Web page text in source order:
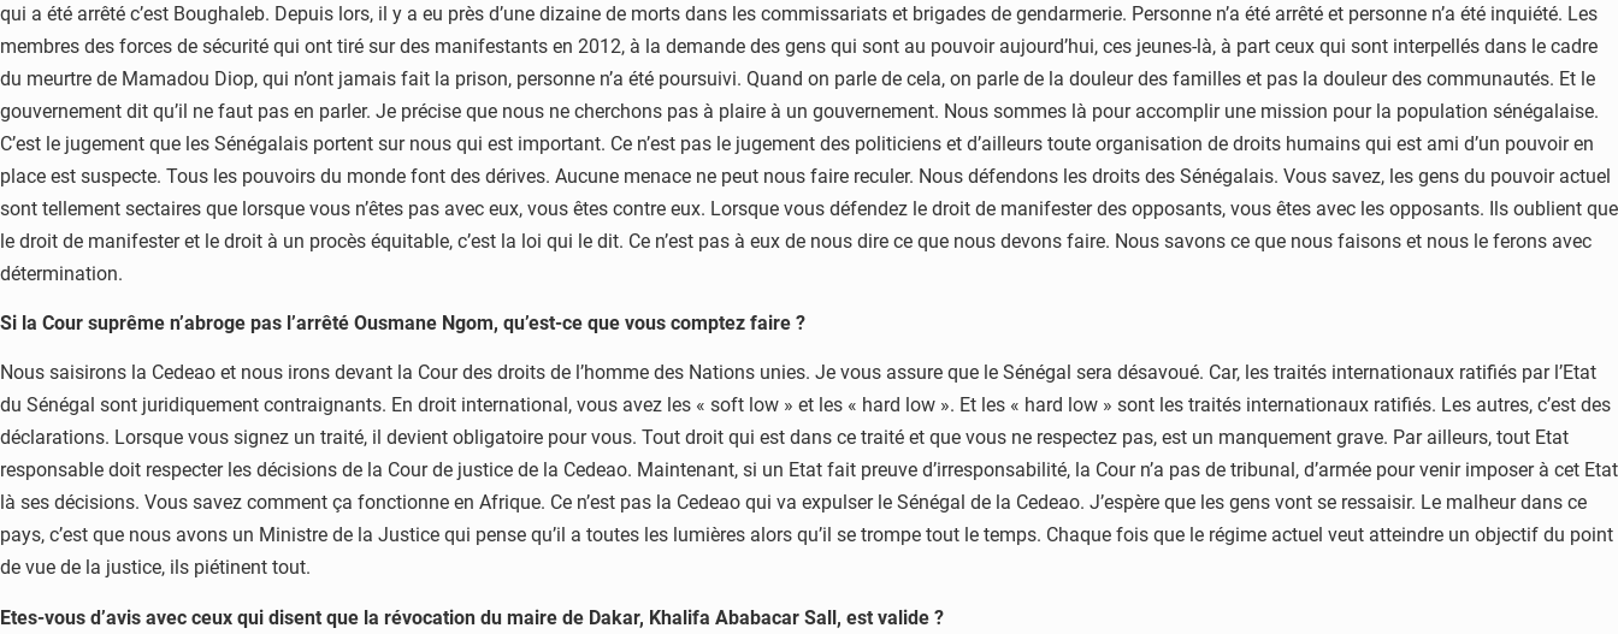
qui a été arrêté c’est Boughaleb. Depuis lors, il y a eu près d’une dizaine de morts dans les commissariats et brigades de gendarmerie. Personne n’a été arrêté et personne n’a été inquiété. Les
membres des forces de sécurité qui ont tiré sur des manifestants en 2012, à la demande des gens qui sont au pouvoir aujourd’hui, ces jeunes-là, à part ceux qui sont interpellés dans le cadre
du meurtre de Mamadou Diop, qui n’ont jamais fait la prison, personne n’a été poursuivi. Quand on parle de cela, on parle de la douleur des familles et pas la douleur des communautés. Et le
gouvernement dit qu’il ne faut pas en parler. Je précise que nous ne cherchons pas à plaire à un gouvernement. Nous sommes là pour accomplir une mission pour la population sénégalaise.
C’est le jugement que les Sénégalais portent sur nous qui est important. Ce n’est pas le jugement des politiciens et d’ailleurs toute organisation de droits humains qui est ami d’un pouvoir en
place est suspecte. Tous les pouvoirs du monde font des dérives. Aucune menace ne peut nous faire reculer. Nous défendons les droits des Sénégalais. Vous savez, les gens du pouvoir actuel
sont tellement sectaires que lorsque vous n’êtes pas avec eux, vous êtes contre eux. Lorsque vous défendez le droit de manifester des opposants, vous êtes avec les opposants. Ils oublient que
le droit de manifester et le droit à un procès équitable, c’est la loi qui le dit. Ce n’est pas à eux de nous dire ce que nous devons faire. Nous savons ce que nous faisons et nous le ferons avec
détermination.
Si la Cour suprême n’abroge pas l’arrêté Ousmane Ngom, qu’est-ce que vous comptez faire ?
Nous saisirons la Cedeao et nous irons devant la Cour des droits de l’homme des Nations unies. Je vous assure que le Sénégal sera désavoué. Car, les traités internationaux ratifiés par l’Etat
du Sénégal sont juridiquement contraignants. En droit international, vous avez les « soft low » et les « hard low ». Et les « hard low » sont les traités internationaux ratifiés. Les autres, c’est des
déclarations. Lorsque vous signez un traité, il devient obligatoire pour vous. Tout droit qui est dans ce traité et que vous ne respectez pas, est un manquement grave. Par ailleurs, tout Etat
responsable doit respecter les décisions de la Cour de justice de la Cedeao. Maintenant, si un Etat fait preuve d’irresponsabilité, la Cour n’a pas de tribunal, d’armée pour venir imposer à cet Etat
là ses décisions. Vous savez comment ça fonctionne en Afrique. Ce n’est pas la Cedeao qui va expulser le Sénégal de la Cedeao. J’espère que les gens vont se ressaisir. Le malheur dans ce
pays, c’est que nous avons un Ministre de la Justice qui pense qu’il a toutes les lumières alors qu’il se trompe tout le temps. Chaque fois que le régime actuel veut atteindre un objectif du point
de vue de la justice, ils piétinent tout.
Etes-vous d’avis avec ceux qui disent que la révocation du maire de Dakar, Khalifa Ababacar Sall, est valide ?